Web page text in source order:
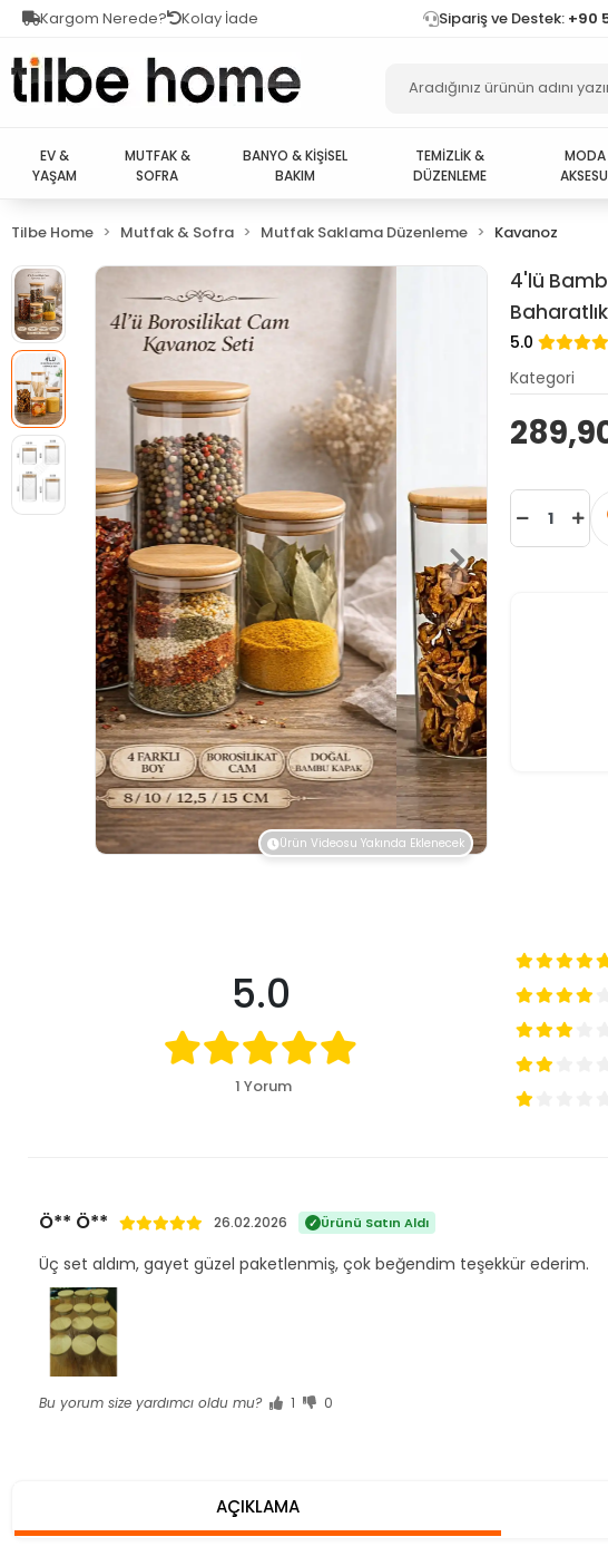
Kargom Nerede? Kolay İade Sipariş ve Destek: +90
EV &
YAŞAM
MUTFAK &
SOFRA
BANYO & KİŞİSEL
BAKIM
TEMİZLİK &
DÜZENLEME
Tilbe Home Mutfak & Sofra Mutfak Saklama Düzenleme Kavanoz
Ürün Videosu Yakında Eklenecek
4'lü
5.0
Kategori
5.0
1 Yorum
Ö** Ö** 26.02.2026 Ürünü Satın Aldı
Üç set aldım, gayet güzel paketlenmiş, çok beğendim teşekkür ederim.
Bu yorum size yardımcı oldu mu? 1 0
AÇIKLAMA